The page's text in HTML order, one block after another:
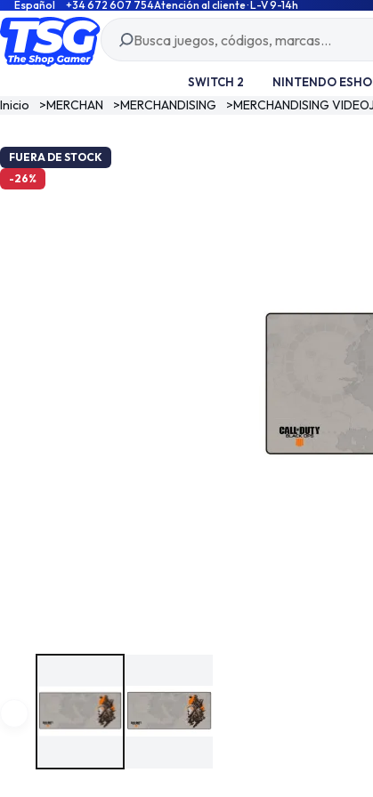
Español +34 672 607 754Atención al cliente · L-V 9-14h
SWITCH 2 NINTENDO
Inicio >MERCHAN >MERCHANDISING >MERCHANDISING
FUERA DE STOCK
-26%